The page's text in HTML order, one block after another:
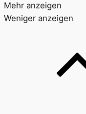
Mehr anzeigen
Weniger anzeigen